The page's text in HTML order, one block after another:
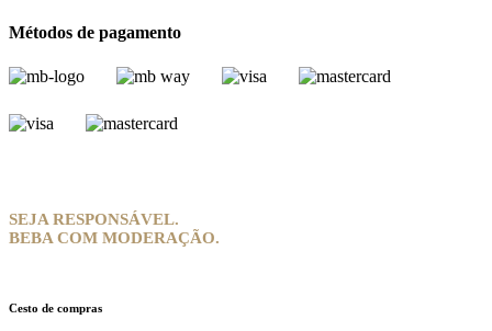
Métodos de pagamento
SEJA RESPONSÁVEL.
BEBA COM MODERAÇÃO.
Cesto de compras